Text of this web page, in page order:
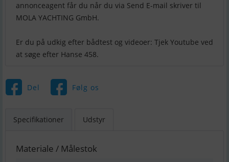
annonceagent får du når du via Send E-mail skriver til
MOLA YACHTING GmbH.
Er du på udkig efter bådtest og videoer: Tjek Youtube ved
Del Følg os
Specifikationer Udstyr
Materiale / Målestok